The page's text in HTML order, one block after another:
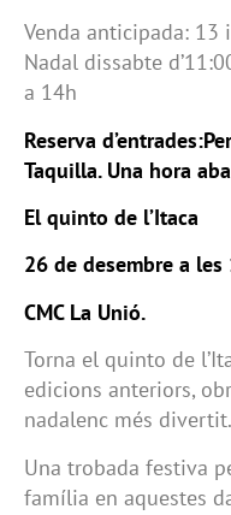
Venda anticipada: 13
Nadal dissabte
a 14h
Reserva
Taquilla. Una hora
El quinto de l’Itaca
26 de desembre a les
CMC La Unió.
Torna el quinto de
edicions anteriors,
nadalenc més divertit.
Una trobada festiva
família en aquestes